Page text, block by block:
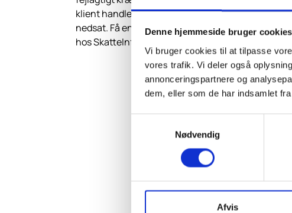
Denne hjemmeside bruger cookies
Vi bruger cookies til at tilpasse
vores trafik. Vi deler også
annonceringspartnere og
dem, eller som de har indsamlet
Nødvendig
Afvis
klient handlede korrekt, og fik hele kravet
nedsat. Få en gratis vurdering af din skattesag
hos SkatteInform.